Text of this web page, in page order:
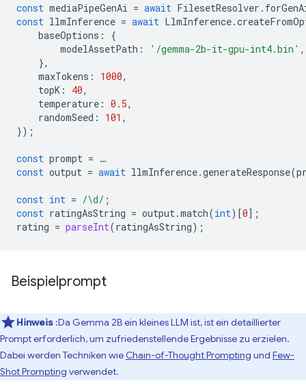
const mediaPipeGenAi = await FilesetResolver .
const llmInference = await LlmInference.
baseOptions :
{
modelAssetPath : '/gemma-2b-it-gpu-int4.bin' ,
},
maxTokens : 1000,
topK : 40,
temperature : 0.5,
randomSeed : 101 ,
});
const prompt = …
const output = await llmInference.generateResponse(
const int = /\d/ ;
const ratingAsString = output .match(int)[0];
rating = parseInt(ratingAsString);
Beispielprompt
Hinweis :Da Gemma 2B ein kleines LLM ist, ist ein detaillierter
Prompt erforderlich, um zufriedenstellende Ergebnisse zu erzielen.
Dabei werden Techniken wie Chain-of-Thought Prompting und Few-
Shot Prompting verwendet.